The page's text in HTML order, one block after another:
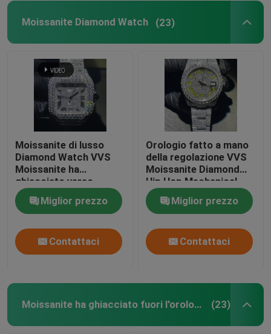
Orologio di Moissanite
Busto di Moissanite giù l'orologio
Moissanite Diamond Watch (23)
Moissanite di lusso
Diamond Watch VVS
Moissanite ha
ghiacciato verso
l'esterno il busto di
Moissanite giù
Miglior prezzo
Contattaci
Orologio fatto a mano
della regolazione VVS
Moissanite Diamond
Hip Hop Mechanical
Diamond
Miglior prezzo
Contattaci
Moissanite ha ghiacciato fuori l'orologio (23)